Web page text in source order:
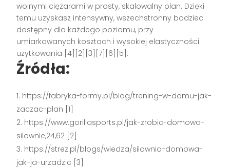
wolnymi ciężarami w prosty, skalowalny plan. Dzięki
temu uzyskasz intensywny, wszechstronny bodziec
dostępny dla każdego poziomu, przy
umiarkowanych kosztach i wysokiej elastyczności
użytkowania [4][2][3][7][6][5].
Źródła:
https://fabryka-formy.pl/blog/trening-w-domu-jak-
zaczac-plan [1]
https://www.gorillasports.pl/jak-zrobic-domowa-
silownie,24,62 [2]
https://strez.pl/blogs/wiedza/silownia-domowa-
jak-ja-urzadzic [3]